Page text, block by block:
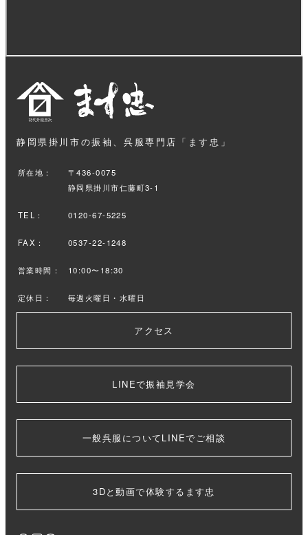
静岡県掛川市の振袖、呉服専門店「ます忠」
所在地：
〒436-0075
静岡県掛川市仁藤町3-1
TEL： 0120-67-5225
FAX： 0537-22-1248
営業時間： 10:00〜18:30
定休日： 毎週火曜日・水曜日
アクセス
LINEで振袖見学会
一般呉服についてLINEでご相談
3Dと動画で体験するます忠